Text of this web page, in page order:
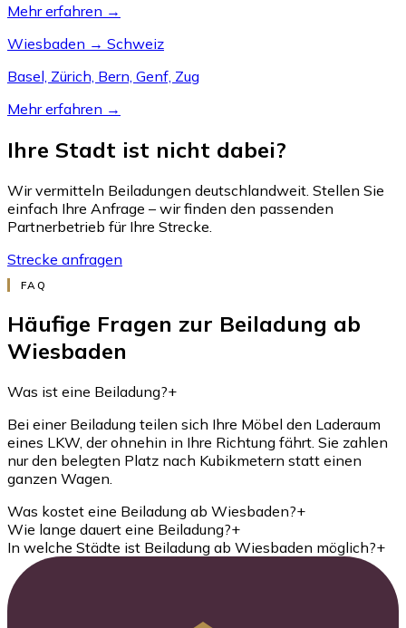
Mehr erfahren →
Wiesbaden → Schweiz
Basel, Zürich, Bern, Genf, Zug
Mehr erfahren →
Ihre Stadt ist nicht dabei?
Wir vermitteln Beiladungen deutschlandweit. Stellen Sie
einfach Ihre Anfrage – wir finden den passenden
Partnerbetrieb für Ihre Strecke.
Strecke anfragen
FAQ
Häufige Fragen zur Beiladung ab
Wiesbaden
Was ist eine Beiladung?+
Bei einer Beiladung teilen sich Ihre Möbel den Laderaum
eines LKW, der ohnehin in Ihre Richtung fährt. Sie zahlen
nur den belegten Platz nach Kubikmetern statt einen
ganzen Wagen.
Was kostet eine Beiladung ab Wiesbaden?+
Wie lange dauert eine Beiladung?+
In welche Städte ist Beiladung ab Wiesbaden möglich?+